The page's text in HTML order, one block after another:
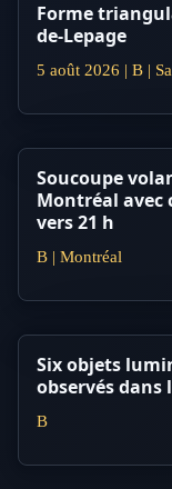
Forme
de-Lepage
5 août 2026 | B |
Soucoupe
Montréal avec
vers 21 h
B | Montréal
Six objets
observés dans
B